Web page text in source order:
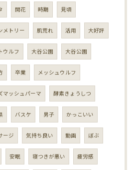
開花 時期 見頃
メトリー 肌荒れ 活用 大好評
ウルフ 大谷公園 大谷公園
卒業 メッシュウルフ
マッシュパーマ 酵素きょうしつ
バスケ 男子 かっこいい
ージ 気持ち良い 動画 ぼぶ
安眠 寝つきが悪い 疲労感